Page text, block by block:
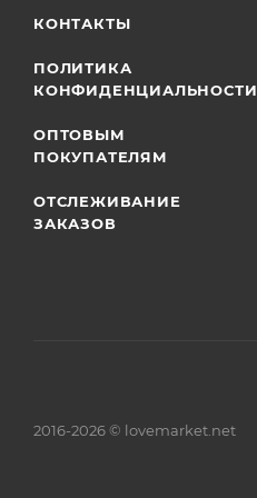
КОНТАКТЫ
ПОЛИТИКА
КОНФИДЕНЦИАЛЬНОСТИ
ОПТОВЫМ
ПОКУПАТЕЛЯМ
ОТСЛЕЖИВАНИЕ
ЗАКАЗОВ
2016-2026 © lovemarket.net